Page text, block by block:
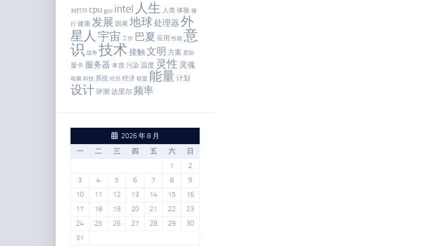
3d打印 cpu gpu intel 人生 人类 体验 修
行 健康 发展 因果 地球 处理器 外
星人 宇宙 工作 巴夏 应用 性能 意
识 战争 技术 接触文明 方案 星际
显卡 服务器 本质 污染 温度 灵性 灵魂
电脑 科技 系统 经历 经济 联盟 能量 计划
设计评测 达里尔频率
2026 年 8 月
一
二 三 四 五 六
日
1
2
3
4 5 6 7 8
9
10
11 12 13 14 15
16
17
18 19 20 21 22
23
24
25 26 27 28 29
30
31